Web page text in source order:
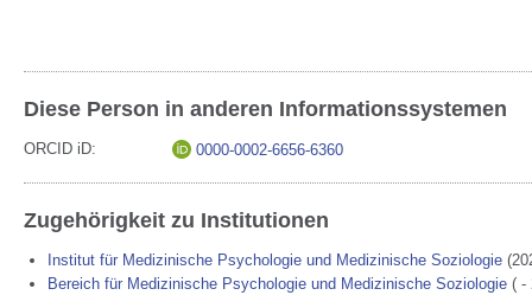
Diese Person in anderen Informationssystemen
ORCID iD 0000-0002-6656-6360
Zugehörigkeit zu Institutionen
Institut für Medizinische Psychologie und Medizinische Soziologie
Bereich für Medizinische Psychologie und Medizinische Soziologie ( -